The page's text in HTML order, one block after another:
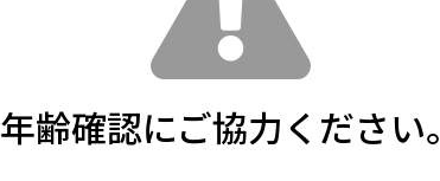
年齢確認にご協力ください。